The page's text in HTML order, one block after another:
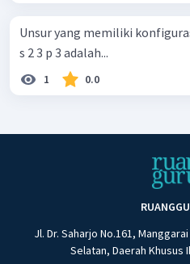
Unsur yang memiliki
s 2 3 p 3 adalah...
1 0.0
Jl. Dr. Saharjo No.161,
Selatan, Daerah Khusus